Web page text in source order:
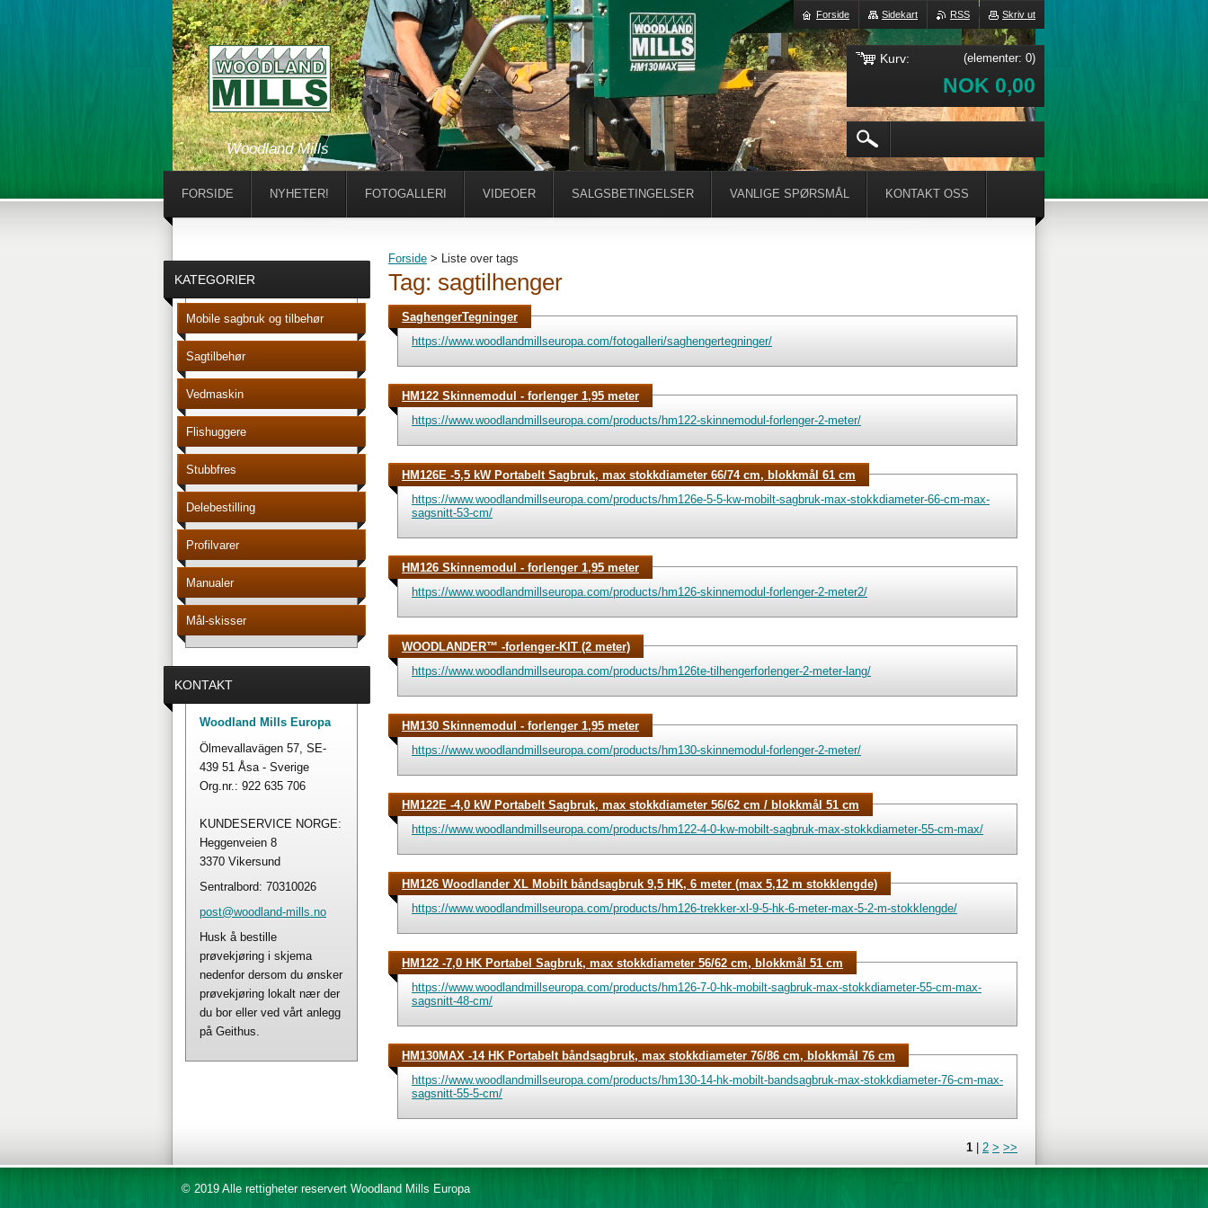
Woodland Mills
Forside > Liste over tags
Tag: sagtilhenger
SaghengerTegninger
https://www.woodlandmillseuropa.com/fotogalleri/saghengertegninger/
HM122 Skinnemodul - forlenger 1,95 meter
https://www.woodlandmillseuropa.com/products/hm122-skinnemodul-forlenger-2-meter/
HM126E -5,5 kW Portabelt Sagbruk, max stokkdiameter 66/74 cm, blokkmål 61 cm
https://www.woodlandmillseuropa.com/products/hm126e-5-5-kw-mobilt-sagbruk-max-stokkdiameter-66-cm-max-
sagsnitt-53-cm/
HM126 Skinnemodul - forlenger 1,95 meter
https://www.woodlandmillseuropa.com/products/hm126-skinnemodul-forlenger-2-meter2/
WOODLANDER™ -forlenger-KIT (2 meter)
https://www.woodlandmillseuropa.com/products/hm126te-tilhengerforlenger-2-meter-lang/
HM130 Skinnemodul - forlenger 1,95 meter
https://www.woodlandmillseuropa.com/products/hm130-skinnemodul-forlenger-2-meter/
HM122E -4,0 kW Portabelt Sagbruk, max stokkdiameter 56/62 cm / blokkmål 51 cm
https://www.woodlandmillseuropa.com/products/hm122-4-0-kw-mobilt-sagbruk-max-stokkdiameter-55-cm-max/
HM126 Woodlander XL Mobilt båndsagbruk 9,5 HK, 6 meter (max 5,12 m stokklengde)
https://www.woodlandmillseuropa.com/products/hm126-trekker-xl-9-5-hk-6-meter-max-5-2-m-stokklengde/
HM122 -7,0 HK Portabel Sagbruk, max stokkdiameter 56/62 cm, blokkmål 51 cm
https://www.woodlandmillseuropa.com/products/hm126-7-0-hk-mobilt-sagbruk-max-stokkdiameter-55-cm-max-
sagsnitt-48-cm/
HM130MAX -14 HK Portabelt båndsagbruk, max stokkdiameter 76/86 cm, blokkmål 76 cm
https://www.woodlandmillseuropa.com/products/hm130-14-hk-mobilt-bandsagbruk-max-stokkdiameter-76-cm-max-
sagsnitt-55-5-cm/
1 2 > >>
KATEGORIER
Mobile sagbruk og tilbehør
Sagtilbehør
Vedmaskin
Flishuggere
Stubbfres
Delebestilling
Profilvarer
Manualer
Mål-skisser
KONTAKT
Woodland Mills Europa
Ölmevallavägen 57, SE-
439 51 Åsa - Sverige
Org.nr.: 922 635 706
KUNDESERVICE NORGE:
Heggenveien 8
3370 Vikersund
Sentralbord: 70310026
post@woodland-mi lls.no
Husk å bestille
prøvekjøring i skjema
nedenfor dersom du ønsker
prøvekjøring lokalt nær der
du bor eller ved vårt anlegg
på Geithus.
FORSIDE NYHETER! FOTOGALLERI VIDEOER SALGSBETINGELSER VANLIGE SPØRSMÅL KONTAKT OSS
Skriv ut
RSS
Sidekart
Forside
Kurv: (elementer: 0)
NOK 0,00
© 2019 Alle rettigheter reservert Woodland Mills Europa